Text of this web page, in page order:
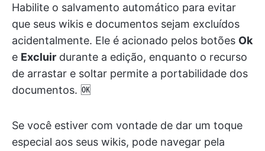
Habilite o salvamento automático para evitar
que seus wikis e documentos sejam excluídos
acidentalmente. Ele é acionado pelos botões Ok
e Excluir durante a edição, enquanto o recurso
de arrastar e soltar permite a portabilidade dos
documentos. 🆗
Se você estiver com vontade de dar um toque
especial aos seus wikis, pode navegar pela